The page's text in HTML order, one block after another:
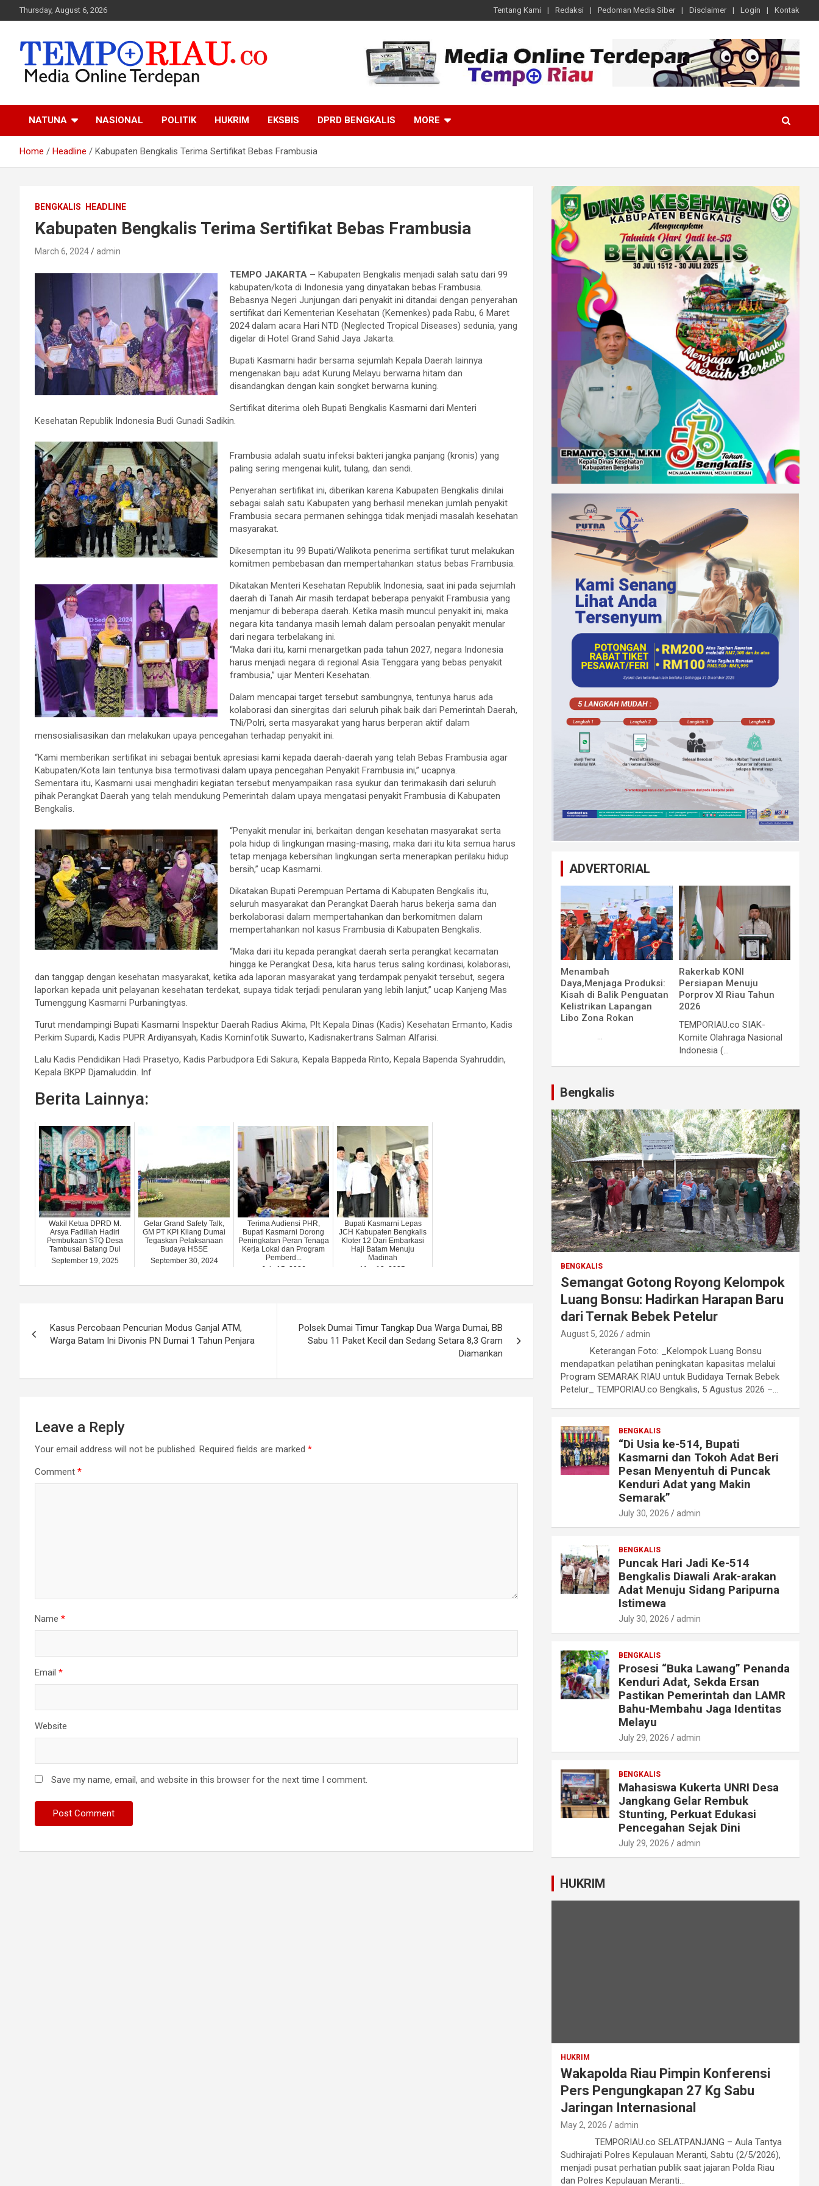
to
Thursday, August 6, 2026 Tentang Kami Redaksi Pedoman Media Siber Disclaimer Login Kontak
Tempo Riau
NATUNA NASIONAL POLITIK HUKRIM EKSBIS DPRD BENGKALIS MORE
Home Headline Kabupaten Bengkalis Terima Sertifikat Bebas Frambusia
BENGKALIS HEADLINE
Kabupaten Bengkalis Terima Sertifikat Bebas Frambusia
March 6, 2024 admin
TEMPO JAKARTA – Kabupaten Bengkalis menjadi salah satu dari 99
kabupaten/kota di Indonesia yang dinyatakan bebas Frambusia.
Bebasnya Negeri Junjungan dari penyakit ini ditandai dengan penyerahan
sertifikat dari Kementerian Kesehatan (Kemenkes) pada Rabu, 6 Maret
2024 dalam acara Hari NTD (Neglected Tropical Diseases) sedunia, yang
digelar di Hotel Grand Sahid Jaya Jakarta.
Bupati Kasmarni hadir bersama sejumlah Kepala Daerah lainnya
mengenakan baju adat Kurung Melayu berwarna hitam dan
disandangkan dengan kain songket berwarna kuning.
Sertifikat diterima oleh Bupati Bengkalis Kasmarni dari Menteri
Kesehatan Republik Indonesia Budi Gunadi Sadikin.
Frambusia adalah suatu infeksi bakteri jangka panjang (kronis) yang
paling sering mengenai kulit, tulang, dan sendi.
Penyerahan sertifikat ini, diberikan karena Kabupaten Bengkalis dinilai
sebagai salah satu Kabupaten yang berhasil menekan jumlah penyakit
Frambusia secara permanen sehingga tidak menjadi masalah kesehatan
masyarakat.
Dikesemptan itu 99 Bupati/Walikota penerima sertifikat turut melakukan
komitmen pembebasan dan mempertahankan status bebas Frambusia.
Dikatakan Menteri Kesehatan Republik Indonesia, saat ini pada sejumlah
daerah di Tanah Air masih terdapat beberapa penyakit Frambusia yang
menjamur di beberapa daerah. Ketika masih muncul penyakit ini, maka
negara kita tandanya masih lemah dalam persoalan penyakit menular
dari negara terbelakang ini.
“Maka dari itu, kami menargetkan pada tahun 2027, negara Indonesia
harus menjadi negara di regional Asia Tenggara yang bebas penyakit
frambusia,” ujar Menteri Kesehatan.
Dalam mencapai target tersebut sambungnya, tentunya harus ada
kolaborasi dan sinergitas dari seluruh pihak baik dari Pemerintah Daerah,
TNi/Polri, serta masyarakat yang harus berperan aktif dalam
mensosialisasikan dan melakukan upaya pencegahan terhadap penyakit ini.
“Kami memberikan sertifikat ini sebagai bentuk apresiasi kami kepada daerah-daerah yang telah Bebas Frambusia agar
Kabupaten/Kota lain tentunya bisa termotivasi dalam upaya pencegahan Penyakit Frambusia ini,” ucapnya.
Sementara itu, Kasmarni usai menghadiri kegiatan tersebut menyampaikan rasa syukur dan terimakasih dari seluruh
pihak Perangkat Daerah yang telah mendukung Pemerintah dalam upaya mengatasi penyakit Frambusia di Kabupaten
Bengkalis.
“Penyakit menular ini, berkaitan dengan kesehatan masyarakat serta
pola hidup di lingkungan masing-masing, maka dari itu kita semua harus
tetap menjaga kebersihan lingkungan serta menerapkan perilaku hidup
bersih,” ucap Kasmarni.
Dikatakan Bupati Perempuan Pertama di Kabupaten Bengkalis itu,
seluruh masyarakat dan Perangkat Daerah harus bekerja sama dan
berkolaborasi dalam mempertahankan dan berkomitmen dalam
mempertahankan nol kasus Frambusia di Kabupaten Bengkalis.
“Maka dari itu kepada perangkat daerah serta perangkat kecamatan
hingga ke Perangkat Desa, kita harus terus saling kordinasi, kolaborasi,
dan tanggap dengan kesehatan masyarakat, ketika ada laporan masyarakat yang terdampak penyakit tersebut, segera
laporkan kepada unit pelayanan kesehatan terdekat, supaya tidak terjadi penularan yang lebih lanjut,” ucap Kanjeng Mas
Tumenggung Kasmarni Purbaningtyas.
Turut mendampingi Bupati Kasmarni Inspektur Daerah Radius Akima, Plt Kepala Dinas (Kadis) Kesehatan Ermanto, Kadis
Perkim Supardi, Kadis PUPR Ardiyansyah, Kadis Kominfotik Suwarto, Kadisnakertrans Salman Alfarisi.
Lalu Kadis Pendidikan Hadi Prasetyo, Kadis Parbudpora Edi Sakura, Kepala Bappeda Rinto, Kepala Bapenda Syahruddin,
Kepala BKPP Djamaluddin. Inf
Berita Lainnya:
Wakil Ketua DPRD M.
Arsya Fadillah Hadiri
Pembukaan STQ Desa
Tambusai Batang Dui
September 19, 2025
Gelar Grand Safety Talk,
GM PT KPI Kilang Dumai
Tegaskan Pelaksanaan
Budaya HSSE
September 30, 2024
Terima Audiensi PHR,
Bupati Kasmarni Dorong
Peningkatan Peran Tenaga
Kerja Lokal dan Program
Pemberd...
July 15, 2026
Bupati Kasmarni Lepas
JCH Kabupaten Bengkalis
Kloter 12 Dari Embarkasi
Haji Batam Menuju
Madinah
May 13, 2025
navigation
Kasus Percobaan Pencurian Modus Ganjal ATM,
Warga Batam Ini Divonis PN Dumai 1 Tahun Penjara
Polsek Dumai Timur Tangkap Dua Warga Dumai, BB
Sabu 11 Paket Kecil dan Sedang Setara 8,3 Gram
Diamankan
Leave a Reply
Your email address will not be published. Required fields are marked *
Comment *
Name *
Email *
Website
Save my name, email, and website in this browser for the next time I comment.
ADVERTORIAL
Menambah
Daya,Menjaga Produksi:
Kisah di Balik Penguatan
Kelistrikan Lapangan
Libo Zona Rokan
...
Rakerkab KONI
Persiapan Menuju
Porprov XI Riau Tahun
2026
TEMPORIAU.co SIAK-
Komite Olahraga Nasional
Indonesia (...
Bengkalis
BENGKALIS
Semangat Gotong Royong Kelompok
Luang Bonsu: Hadirkan Harapan Baru
dari Ternak Bebek Petelur
August 5, 2026 admin
Keterangan Foto: _Kelompok Luang Bonsu
mendapatkan pelatihan peningkatan kapasitas melalui
Program SEMARAK RIAU untuk Budidaya Ternak Bebek
Petelur_ TEMPORIAU.co Bengkalis, 5 Agustus 2026 –…
BENGKALIS
“Di Usia ke-514, Bupati
Kasmarni dan Tokoh Adat Beri
Pesan Menyentuh di Puncak
Kenduri Adat yang Makin
Semarak”
July 30, 2026 admin
BENGKALIS
Puncak Hari Jadi Ke-514
Bengkalis Diawali Arak-arakan
Adat Menuju Sidang Paripurna
Istimewa
July 30, 2026 admin
BENGKALIS
Prosesi “Buka Lawang” Penanda
Kenduri Adat, Sekda Ersan
Pastikan Pemerintah dan LAMR
Bahu-Membahu Jaga Identitas
Melayu
July 29, 2026 admin
BENGKALIS
Mahasiswa Kukerta UNRI Desa
Jangkang Gelar Rembuk
Stunting, Perkuat Edukasi
Pencegahan Sejak Dini
July 29, 2026 admin
HUKRIM
HUKRIM
Wakapolda Riau Pimpin Konferensi
Pers Pengungkapan 27 Kg Sabu
Jaringan Internasional
May 2, 2026 admin
TEMPORIAU.co SELATPANJANG – Aula Tantya
Sudhirajati Polres Kepulauan Meranti, Sabtu (2/5/2026),
menjadi pusat perhatian publik saat jajaran Polda Riau
dan Polres Kepulauan Meranti…